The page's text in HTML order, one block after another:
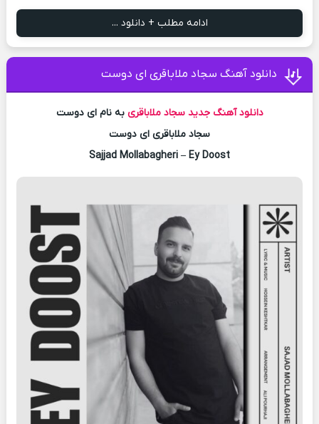
ادامه مطلب + دانلود ...
دانلود آهنگ سجاد ملاباقری ای دوست
دانلود آهنگ جدید سجاد ملاباقری به نام ای دوست
سجاد ملاباقری ای دوست
Sajjad Mollabagheri – Ey Doost